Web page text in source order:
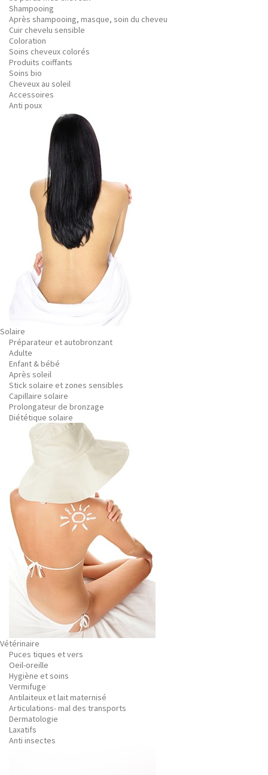
Shampooing
Après shampooing, masque, soin du cheveu
Cuir chevelu sensible
Coloration
Soins cheveux colorés
Produits coiffants
Soins bio
Cheveux au soleil
Accessoires
Anti poux
Solaire
Préparateur et autobronzant
Adulte
Enfant & bébé
Après soleil
Stick solaire et zones sensibles
Capillaire solaire
Prolongateur de bronzage
Diététique solaire
Vétérinaire
Puces tiques et vers
Oeil-oreille
Hygiène et soins
Vermifuge
Antilaiteux et lait maternisé
Articulations- mal des transports
Dermatologie
Laxatifs
Anti insectes